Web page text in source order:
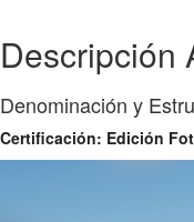
Descripción
Denominación y
Certificación: Edición